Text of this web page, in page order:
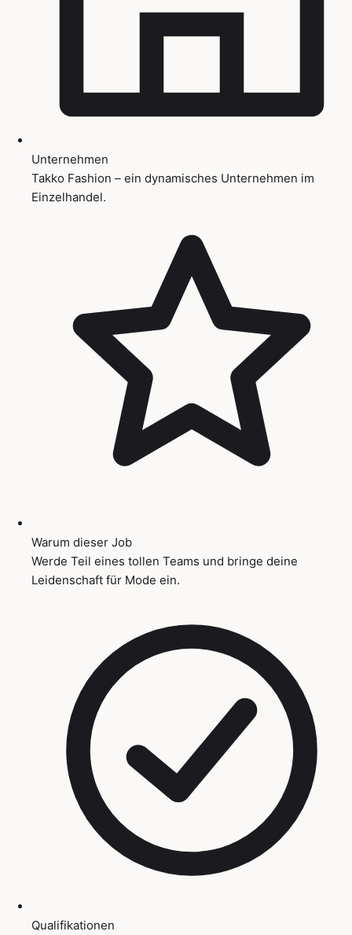
Unternehmen
Takko Fashion – ein dynamisches Unternehmen im
Einzelhandel.
Warum dieser Job
Werde Teil eines tollen Teams und bringe deine
Leidenschaft für Mode ein.
Qualifikationen